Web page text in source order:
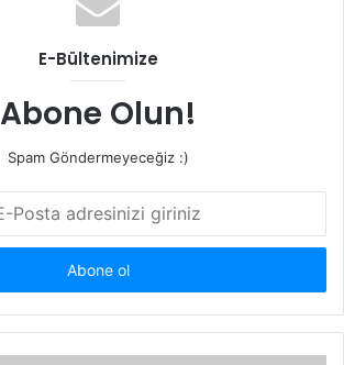
E-Bültenimize
Abone Olun!
Spam Göndermeyeceğiz :)